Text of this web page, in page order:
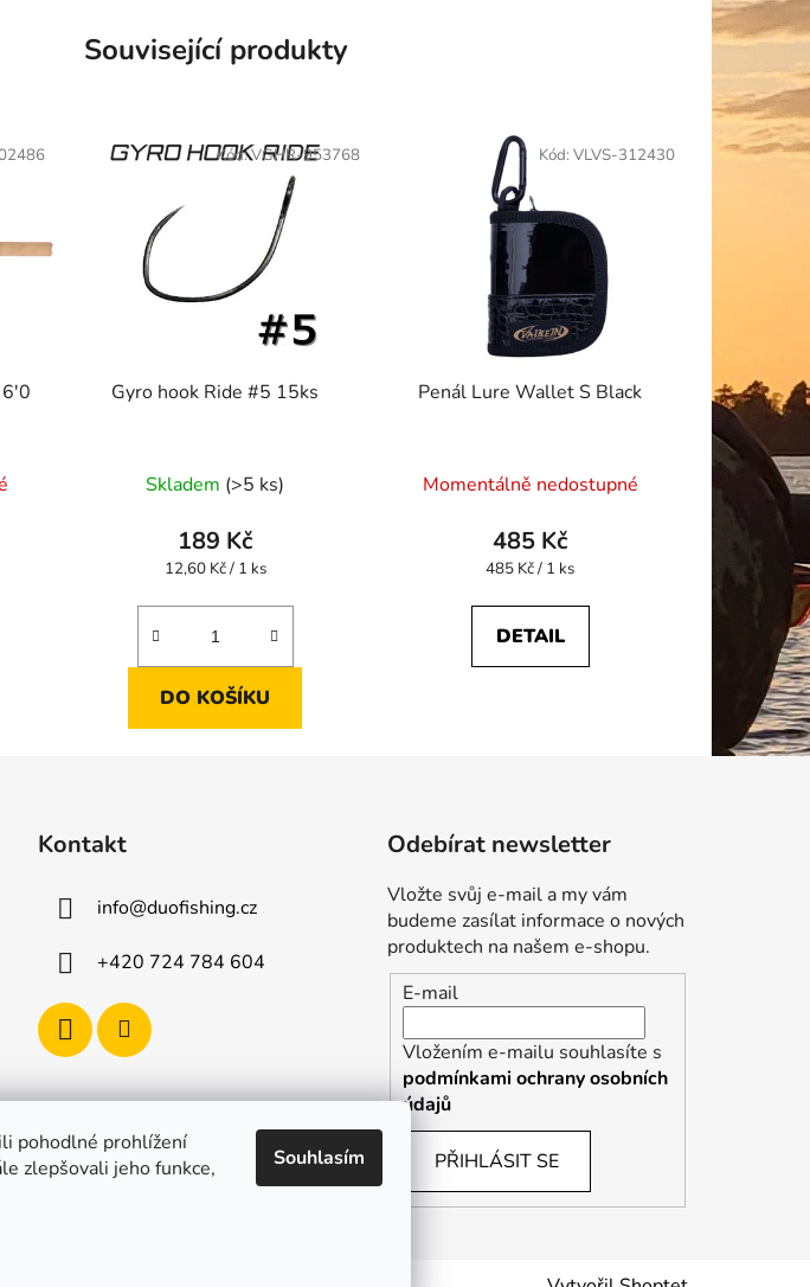
pohodlné prohlížení
zlepšovali jeho funkce,
Souhlasím
Související produkty
Gyro hook Ride #5 15ks
Skladem (>5 ks)
189 Kč
Měrná
12,60 Kč / 1 ks
DO KOŠÍKU
Kód:VGHR-953768
Penál Lure Wallet S Black
Momentálně nedostupné
485 Kč
Měrná
485 Kč / 1 ks
DETAIL
Kód: VLVS-312430
Kontakt
info@duofishing.cz
+420 724 784 604
Odebírat newsletter
Vložte svůj e-mail a my vám
budeme zasílat informace o nových
produktech na našem e-shopu.
E-mail
Vložením e-mailu souhlasíte s
podmínkami ochrany osobních
údajů
PŘIHLÁSIT SE